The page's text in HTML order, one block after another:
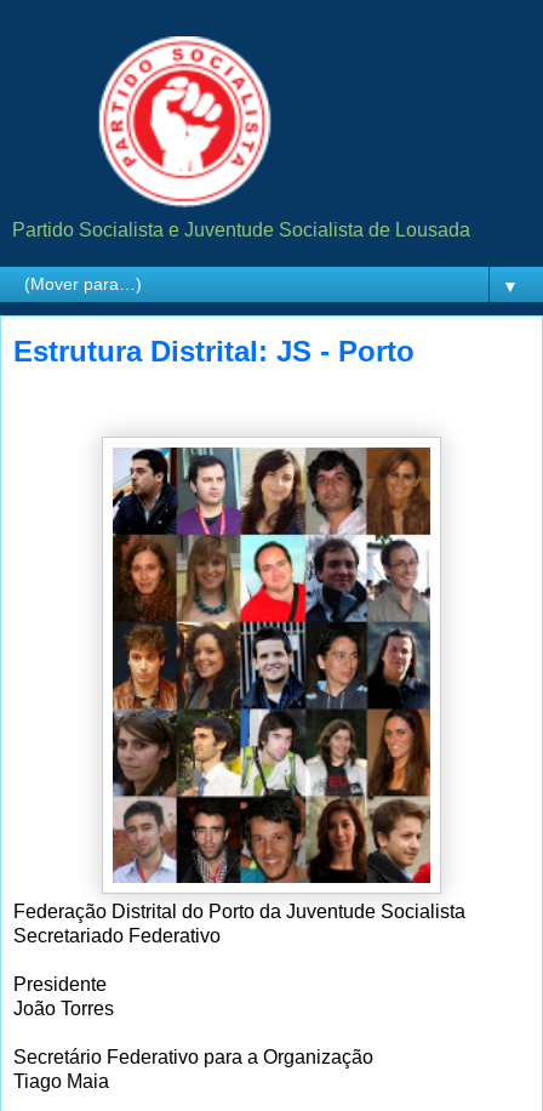
Partido Socialista e Juventude Socialista de Lousada
▼
Estrutura Distrital: JS - Porto
Federação Distrital do Porto da Juventude Socialista
Secretariado Federativo
Presidente
João Torres
Secretário Federativo para a Organização
Tiago Maia